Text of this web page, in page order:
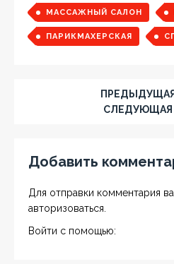
МАССАЖНЫЙ САЛОН
ПАРИКМАХЕРСКАЯ
ПРЕДЫДУЩАЯ
СЛЕДУЮЩАЯ
Добавить
Для отправки комментария
авторизоваться
Войти с помощью: